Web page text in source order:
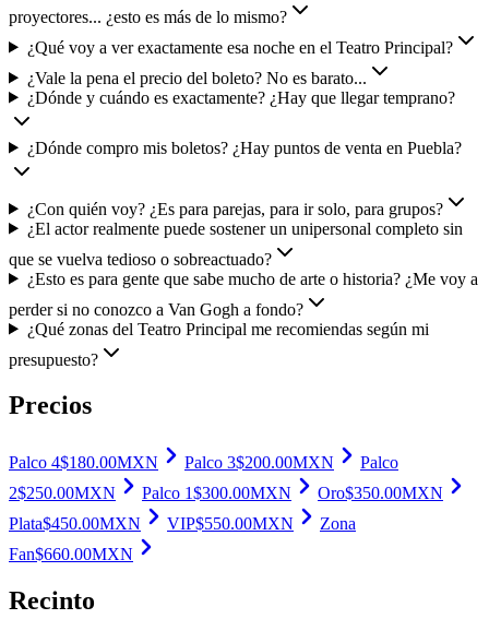
proyectores... ¿esto es más de lo mismo?
¿Qué voy a ver exactamente esa noche en el Teatro Principal?
¿Vale la pena el precio del boleto? No es barato...
¿Dónde y cuándo es exactamente? ¿Hay que llegar temprano?
¿Dónde compro mis boletos? ¿Hay puntos de venta en Puebla?
¿Con quién voy? ¿Es para parejas, para ir solo, para grupos?
¿El actor realmente puede sostener un unipersonal completo sin
que se vuelva tedioso o sobreactuado?
¿Esto es para gente que sabe mucho de arte o historia? ¿Me voy a
perder si no conozco a Van Gogh a fondo?
¿Qué zonas del Teatro Principal me recomiendas según mi
presupuesto?
Precios
Palco 4$180.00MXN Palco 3$200.00MXN
Palco
2$250.00MXN Palco 1$300.00MXN Oro$350.00MXN
Plata$450.00MXN VIP$550.00MXN
Zona
Fan$660.00MXN
Recinto